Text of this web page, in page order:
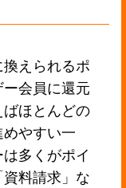
えられるポ
会員に還元
ほとんどの
やすい一
多くがポイ
料請求」な